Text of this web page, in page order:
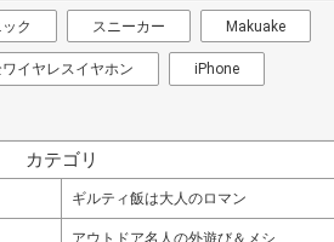
ク スニーカー Makuake
イヤレスイヤホン iPhone
カテゴリ
ギルティ飯は大人のロマン
アウトドア名人の外遊び＆メシ